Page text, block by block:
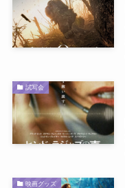
試写会
映画グッズ